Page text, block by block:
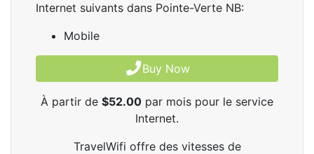
Internet suivants dans Pointe-Verte NB:
Mobile
Buy Now
À partir de $52.00 par mois pour le service
Internet.
TravelWifi offre des vitesses de